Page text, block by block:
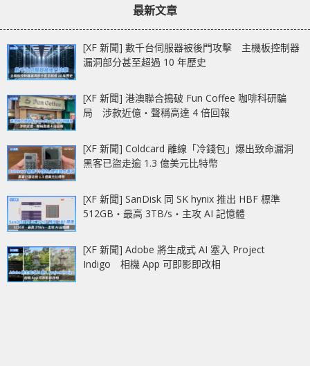
最新文章
[XF 新聞] 數千台伺服器被後門攻擊 主機板控制器
漏洞部分甚至超過 10 年歷史
[XF 新聞] 港澳聯合搗破 Fun Coffee 咖啡科研騙
局 涉款近億‧聲稱高達 4 倍回報
[XF 新聞] Coldcard 離線「冷錢包」爆出致命漏洞
黑客已盜走逾 1.3 億美元比特幣
[XF 新聞] SanDisk 同 SK hynix 推出 HBF 標準
512GB‧最高 3TB/s‧主攻 AI 記憶體
[XF 新聞] Adobe 將生成式 AI 塞入 Project
Indigo 相機 App 可即影即改相